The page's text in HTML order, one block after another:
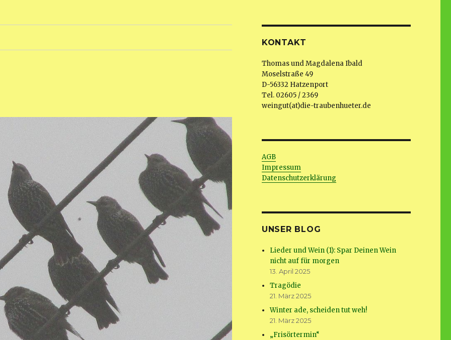
KONTAKT
Thomas und Magdalena Ibald
Moselstraße 49
D-56332 Hatzenport
Tel. 02605 / 2369
weingut(at)die-traubenhueter.de
AGB
Impressum
Datenschutzerklärung
UNSER BLOG
Lieder und Wein (1): Spar Deinen Wein
nicht auf für morgen
13. April 2025
Tragödie
21. März 2025
Winter ade, scheiden tut weh!
21. März 2025
„Frisörtermin“